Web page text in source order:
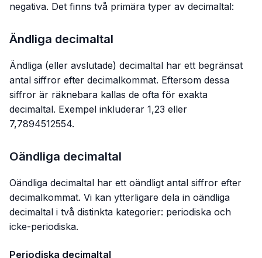
negativa. Det finns två primära typer av decimaltal:
Ändliga decimaltal
Ändliga (eller avslutade) decimaltal har ett begränsat
antal siffror efter decimalkommat. Eftersom dessa
siffror är räknebara kallas de ofta för exakta
decimaltal. Exempel inkluderar 1,23 eller
7,7894512554.
Oändliga decimaltal
Oändliga decimaltal har ett oändligt antal siffror efter
decimalkommat. Vi kan ytterligare dela in oändliga
decimaltal i två distinkta kategorier: periodiska och
icke-periodiska.
Periodiska decimaltal